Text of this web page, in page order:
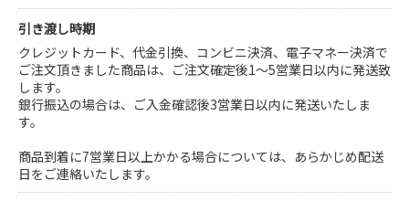
引き渡し時期
クレジットカード、代金引換、コンビニ決済、電子マネー決済で
ご注文頂きました商品は、ご注文確定後1～5営業日以内に発送致
します。
銀行振込の場合は、ご入金確認後3営業日以内に発送いたしま
す。
商品到着に7営業日以上かかる場合については、あらかじめ配送
日をご連絡いたします。